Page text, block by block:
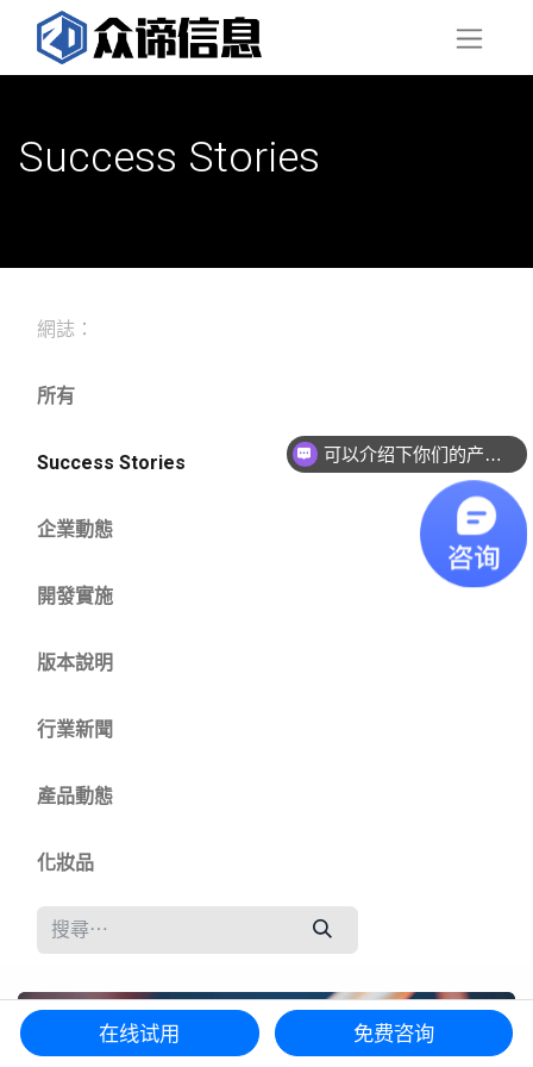
Success Stories
網誌：
所有
Success Stories
企業動態
開發實施
版本說明
行業新聞
產品動態
化妝品
可以介绍下你们的产品么？
在线试用 免费咨询